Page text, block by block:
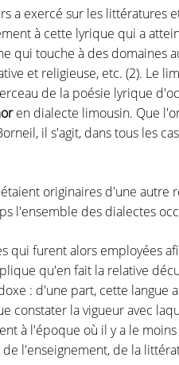
a exercé sur les littératures
à cette lyrique qui a
qui touche à des domaines
et religieuse, etc. (2). Le
de la poésie lyrique
en dialecte limousin. Que
il s'agit, dans tous les
originaires d'une autre
l'ensemble des dialectes
furent alors employées
qu'en fait la relative
: d'une part, cette langue
constater la vigueur avec
à l'époque où il y a le
l'enseignement, de la